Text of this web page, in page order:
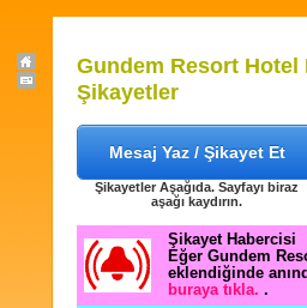
Gundem Resort Hotel
Şikayetler
Mesaj Yaz / Şikayet Et
Şikayetler Aşağıda. Sayfayı biraz
aşağı kaydırın.
Şikayet Habercisi
Eğer Gundem
eklendiğinde
buraya tıkla. .